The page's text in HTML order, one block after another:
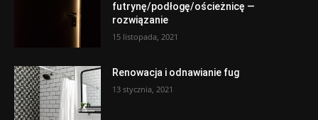
futrynę/podłogę/ościeżnicę —
rozwiązanie
15 listopada, 2021
Renowacja i odnawianie fug
13 stycznia, 2021